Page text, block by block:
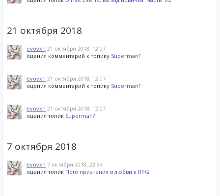
21 октября 2018
evovxn 21 октября 2018, 12:07
оценил комментарий к топику Superman?
evovxn 21 октября 2018, 12:07
оценил комментарий к топику Superman?
evovxn 21 октября 2018, 12:07
оценил топик Superman?
7 октября 2018
evovxn 7 октября 2018, 23:34
оценил топик Псто признания в любви к RPG